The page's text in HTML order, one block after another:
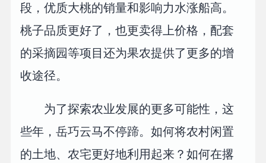
段，优质大桃的销量和影响力水涨船高。
桃子品质更好了，也更卖得上价格，配套
的采摘园等项目还为果农提供了更多的增
收途径。
为了探索农业发展的更多可能性，这
些年，岳巧云马不停蹄。如何将农村闲置
的土地、农宅更好地利用起来？如何在撂